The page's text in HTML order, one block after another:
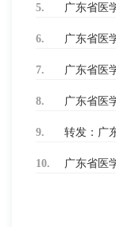
5. 广东省医学会、广东省卫
6. 广东省医学会关于
7. 广东省医学会
8. 广东省医学会获
9. 转发：广东省继续医学
10. 广东省医学会关